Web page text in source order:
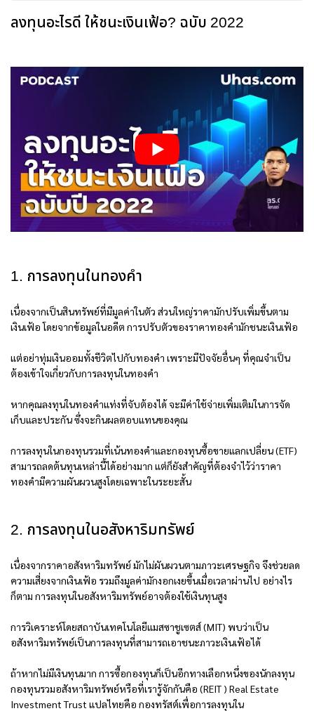
ลงทุนอะไรดี ให้ชนะเงินเฟ้อ? ฉบับ 2022
1. การลงทุนในทองคำ
เนื่องจากเป็นสินทรัพย์ที่มีมูลค่าในตัว ส่วนใหญ่ราคามักปรับเพิ่มขึ้นตาม
เงินเฟ้อ โดยจากข้อมูลในอดีต การปรับตัวของราคาทองคำมักชนะเงินเฟ้อ
แต่อย่าทุ่มเงินออมทั้งชีวิตไปกับทองคำ เพราะมีปัจจัยอื่นๆ ที่คุณจำเป็น
ต้องเข้าใจเกี่ยวกับการลงทุนในทองคำ
หากคุณลงทุนในทองคำแท่งที่จับต้องได้ จะมีค่าใช้จ่ายเพิ่มเติมในการจัด
เก็บและประกัน ซึ่งจะกินผลตอบแทนของคุณ
การลงทุนในกองทุนรวมที่เน้นทองคำและกองทุนซื้อขายแลกเปลี่ยน (ETF)
สามารถลดต้นทุนเหล่านี้ได้อย่างมาก แต่ก็ยังสำคัญที่ต้องจำไว้ว่าราคา
ทองคำมีความผันผวนสูงโดยเฉพาะในระยะสั้น
2. การลงทุนในอสังหาริมทรัพย์
เนื่องจากราคาอสังหาริมทรัพย์ มักไม่ผันผวนตามภาวะเศรษฐกิจ จึงช่วยลด
ความเสี่ยงจากเงินเฟ้อ รวมถึงมูลค่ามักงอกเงยขึ้นเมื่อเวลาผ่านไป อย่างไร
ก็ตาม การลงทุนในอสังหาริมทรัพย์อาจต้องใช้เงินทุนสูง
การวิเคราะห์โดยสถาบันเทคโนโลยีแมสซาชูเซตส์ (MIT) พบว่าเป็น
อสังหาริมทรัพย์เป็นการลงทุนที่สามารถเอาชนะภาวะเงินเฟ้อได้
ถ้าหากไม่มีเงินทุนมาก การซื้อกองทุนก็เป็นอีกทางเลือกหนึ่งของนักลงทุน
กองทุนรวมอสังหาริมทรัพย์หรือที่เรารู้จักกันคือ (REIT ) Real Estate
Investment Trust แปลไทยคือ กองทรัสต์เพื่อการลงทุนใน